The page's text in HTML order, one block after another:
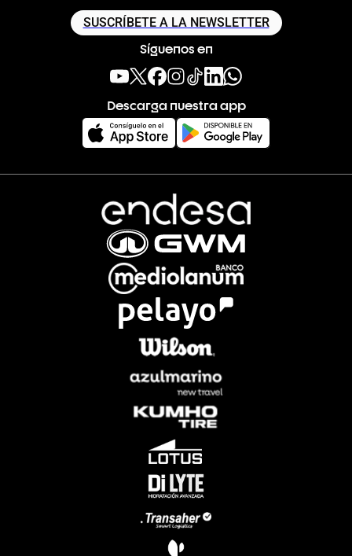
SUSCRÍBETE A LA NEWSLETTER
Síguenos en
Descarga nuestra app